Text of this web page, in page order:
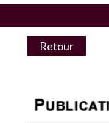
Retour